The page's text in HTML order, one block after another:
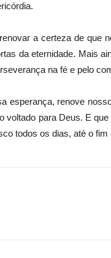
a certeza de que
da eternidade. Mais
na fé e pelo
esperança, renove
voltado para Deus. E
todos os dias, até o fim